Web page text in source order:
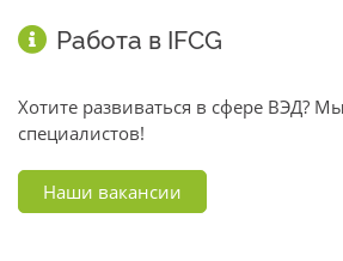
Работа в IFCG
Хотите развиваться в сфере ВЭД?
специалистов!
Наши вакансии